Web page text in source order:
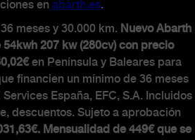
en abarth.es.
meses y 30.000 km. Nuevo Abarth
207 kw (280cv) con precio
en Península y Baleares para
financien un mínimo de 36 meses
España, EFC, S.A. Incluidos
descuentos. Sujeto a aprobación
Mensualidad de 449€ que se